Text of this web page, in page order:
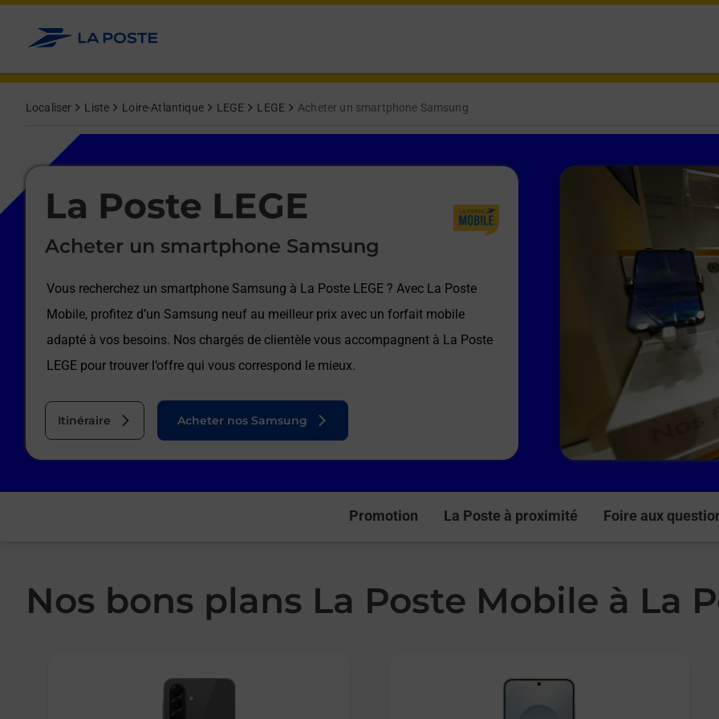
Allez au contenu
Localiser Liste Loire-Atlantique LEGE LEGE Acheter un smartphone Samsung
La Poste LEGE
Acheter un smartphone Samsung
Vous recherchez un smartphone Samsung à La Poste LEGE ? Avec La Poste
Mobile, profitez d’un Samsung neuf au meilleur prix avec un forfait mobile
adapté à vos besoins. Nos chargés de clientèle vous accompagnent à La Poste
LEGE pour trouver l’offre qui vous correspond le mieux.
Itinéraire
Le lien s'ouvre dans un nouvel onglet
Acheter nos Samsung
Promotion La Poste à proximité Foire aux
Nos bons plans La Poste Mobile à La
Le lien s'ouvre dans un nouvel onglet
Afficher ou masquer la réponse
Afficher ou masquer la réponse
Afficher ou masquer la réponse
Afficher ou masquer la réponse
Afficher ou masquer la réponse
Afficher ou masquer la réponse